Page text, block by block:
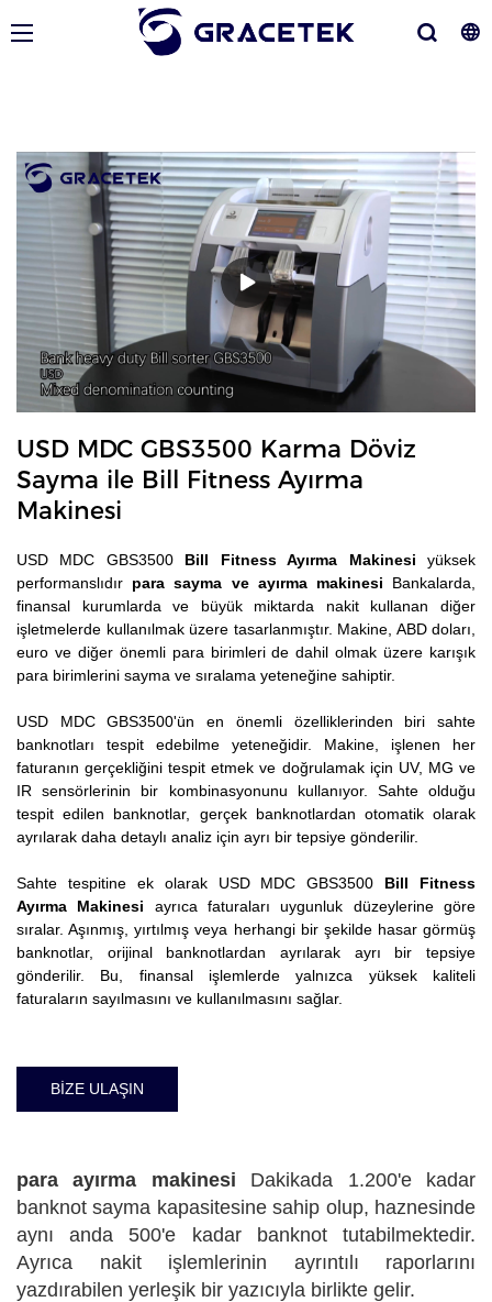
USD MDC GBS3500 Karma Döviz
Sayma ile Bill Fitness Ayırma
Makinesi
USD MDC GBS3500 Bill Fitness Ayırma Makinesi yüksek
performanslıdır para sayma ve ayırma makinesi Bankalarda,
finansal kurumlarda ve büyük miktarda nakit kullanan diğer
işletmelerde kullanılmak üzere tasarlanmıştır. Makine, ABD doları,
euro ve diğer önemli para birimleri de dahil olmak üzere karışık
para birimlerini sayma ve sıralama yeteneğine sahiptir.
USD MDC GBS3500'ün en önemli özelliklerinden biri sahte
banknotları tespit edebilme yeteneğidir. Makine, işlenen her
faturanın gerçekliğini tespit etmek ve doğrulamak için UV, MG ve
IR sensörlerinin bir kombinasyonunu kullanıyor. Sahte olduğu
tespit edilen banknotlar, gerçek banknotlardan otomatik olarak
ayrılarak daha detaylı analiz için ayrı bir tepsiye gönderilir.
Sahte tespitine ek olarak USD MDC GBS3500 Bill Fitness
Ayırma Makinesi ayrıca faturaları uygunluk düzeylerine göre
sıralar. Aşınmış, yırtılmış veya herhangi bir şekilde hasar görmüş
banknotlar, orijinal banknotlardan ayrılarak ayrı bir tepsiye
gönderilir. Bu, finansal işlemlerde yalnızca yüksek kaliteli
faturaların sayılmasını ve kullanılmasını sağlar.
BİZE ULAŞIN
para ayırma makinesi Dakikada 1.200'e kadar
banknot sayma kapasitesine sahip olup, haznesinde
aynı anda 500'e kadar banknot tutabilmektedir.
Ayrıca nakit işlemlerinin ayrıntılı raporlarını
yazdırabilen yerleşik bir yazıcıyla birlikte gelir.